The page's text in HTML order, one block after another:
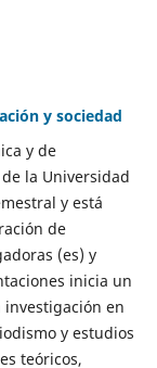
y sociedad
y de
la Universidad
y está
de
(es) y
inicia un
en
y estudios
teóricos,